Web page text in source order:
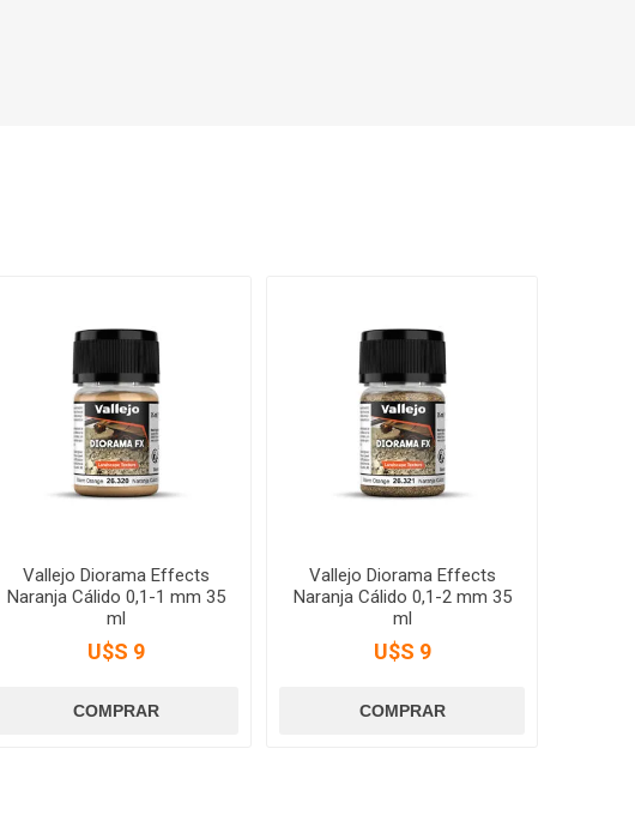
Vallejo Diorama Effects
Naranja Cálido 0,1-1 mm 35
ml
U$S 9
Vallejo Diorama Effects
Naranja Cálido 0,1-2 mm 35
ml
U$S 9